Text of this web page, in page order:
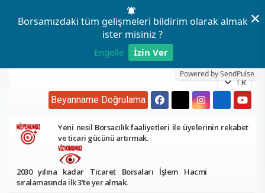
Borsamızdaki tüm gelişmeleri bildirim olarak almak
ister misiniz ?
Engelle İzin Ver
Powered by SendPulse
×
TR
Beyanname Doğrulama
Yeni nesil Borsacılık faaliyetleri ile üyelerinin rekabet
ve ticari gücünü artırmak.
2030 yılına kadar Ticaret Borsaları İşlem Hacmi
sıralamasında ilk 3’te yer almak.